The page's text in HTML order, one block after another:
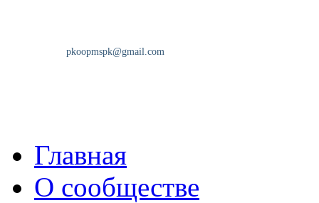
Главная
О сообществе